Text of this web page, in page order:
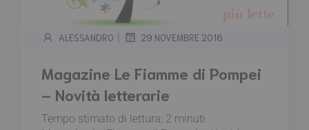
ALESSANDRO | 29 NOVEMBRE 2016
Magazine Le Fiamme di Pompei
– Novità letterarie
Tempo stimato di lettura: 2 minuti